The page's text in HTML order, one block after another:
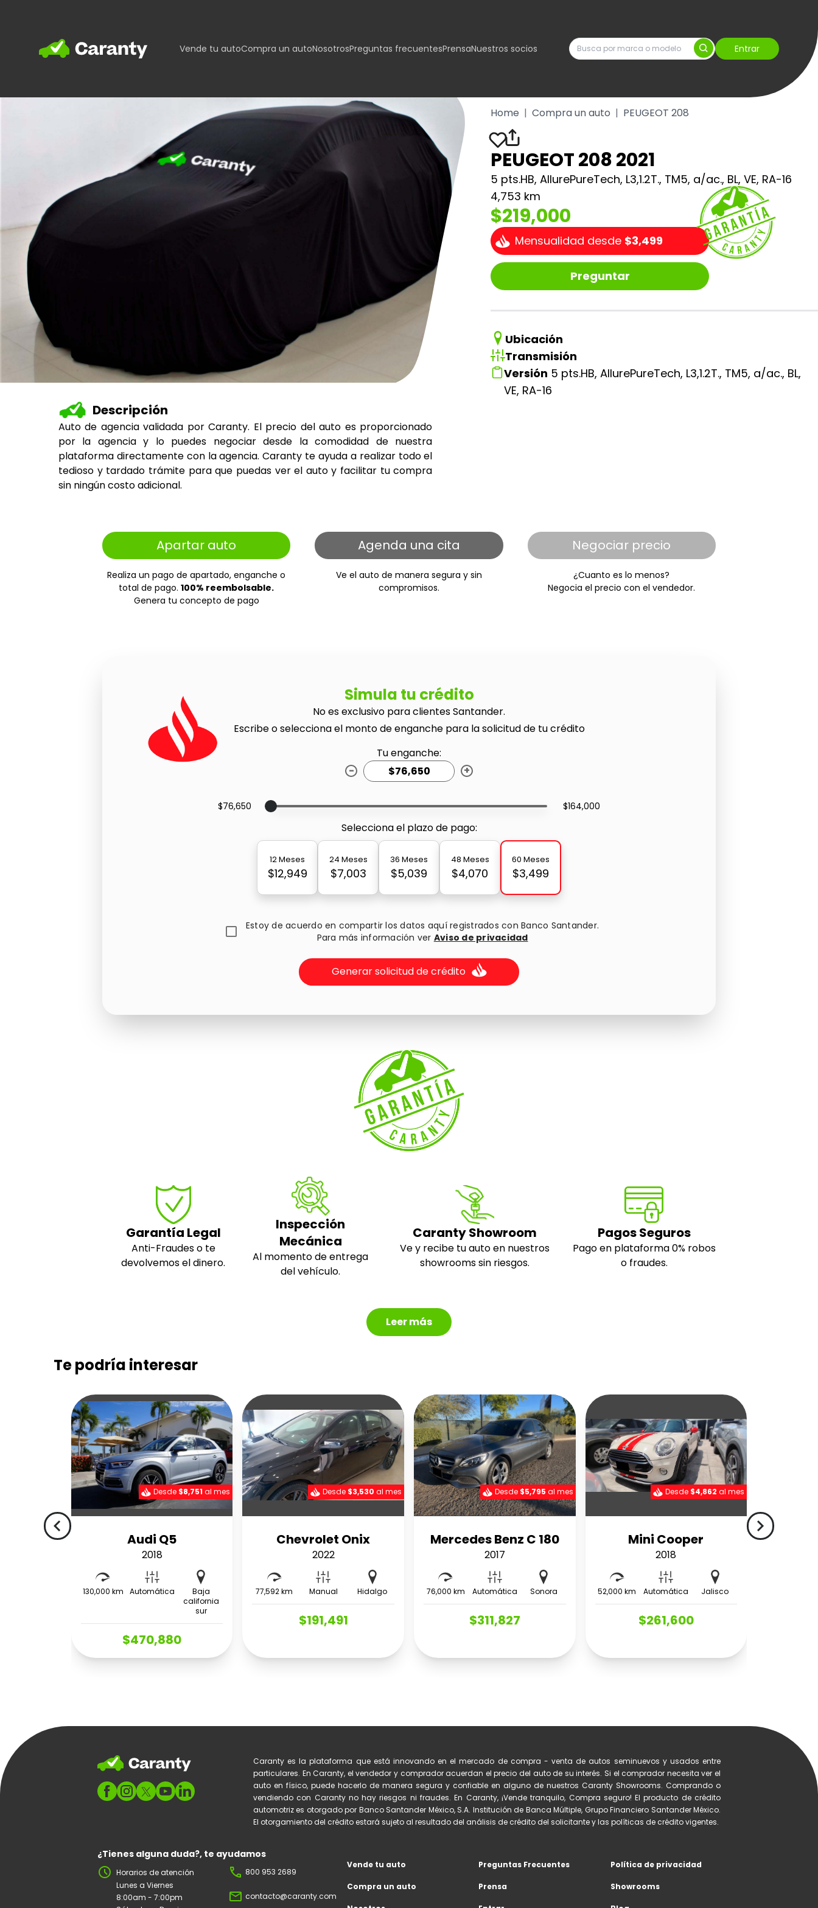
Home Vende tu autoCompra un autoNosotrosPreguntas frecuentesPrensaNuestros socios Entrar
Descripción
Auto de agencia validada por Caranty. El precio del auto es proporcionado
por la agencia y lo puedes negociar desde la comodidad de nuestra
plataforma directamente con la agencia. Caranty te ayuda a realizar todo el
tedioso y tardado trámite para que puedas ver el auto y facilitar tu compra
sin ningún costo adicional.
Home | Compra un auto | PEUGEOT 208
PEUGEOT 208 2021
5 pts.HB, AllurePureTech, L3,1.2T., TM5, a/ac., BL, VE, RA-16
4,753 km
$219,000
Mensualidad desde $3,499
Preguntar
Ubicación
Transmisión
Versión 5 pts.HB, AllurePureTech, L3,1.2T., TM5, a/ac., BL,
VE, RA-16
Apartar auto
Realiza un pago de apartado, enganche o
total de pago.100% reembolsable.
Genera tu concepto de pago
Agenda una cita
Ve el auto de manera segura y sin
compromisos.
Negociar precio
¿Cuanto es lo menos?
Negocia el precio con el vendedor.
Simula tu crédito
No es exclusivo para clientes Santander.
Escribe o selecciona el monto de enganche para la solicitud de tu crédito
Tu enganche:
-
+
$76,650 $164,000
Selecciona el plazo de pago:
12 Meses
$12,949
24 Meses
$7,003
36 Meses
$5,039
48 Meses
$4,070
60 Meses
$3,499
Estoy de acuerdo en compartir los datos aquí registrados con Banco Santander.
Para más información ver Aviso de privacidad
Generar solicitud de crédito
Garantía Legal
Anti-Fraudes o te
devolvemos el dinero.
Inspección
Mecánica
Al momento de entrega
del vehículo.
Caranty Showroom
Ve y recibe tu auto en nuestros
showrooms sin riesgos.
Pagos Seguros
Pago en plataforma 0% robos
o fraudes.
Leer más
Te podría interesar
navigate_before
Desde $8,751 al mes
Audi Q5
2018
130,000 km Automática
Baja
california
sur
$470,880
Desde $3,530 al mes
Chevrolet Onix
2022
77,592 km Manual Hidalgo
$191,491
Desde $5,795 al mes
Mercedes Benz C 180
2017
76,000 km Automática Sonora
$311,827
Desde $4,862 al mes
Mini Cooper
2018
52,000 km Automática Jalisco
$261,600
navigate_next
Caranty es la plataforma que está innovando en el mercado de compra - venta de autos seminuevos y usados entre
particulares. En Caranty, el vendedor y comprador acuerdan el precio del auto de su interés. Si el comprador necesita ver el
auto en físico, puede hacerlo de manera segura y confiable en alguno de nuestros Caranty Showrooms. Comprando o
vendiendo con Caranty no hay riesgos ni fraudes. En Caranty, ¡Vende tranquilo, Compra seguro! El producto de crédito
automotriz es otorgado por Banco Santander México, S.A. Institución de Banca Múltiple, Grupo Financiero Santander México.
El otorgamiento del crédito estará sujeto al resultado del análisis de crédito del solicitante y las políticas de crédito vigentes.
¿Tienes alguna duda?, te ayudamos
schedule Horarios de atención
Lunes a Viernes
8:00am - 7:00pm
phone 800 953 2689
mail_outline contacto@caranty.com
Vende tu auto Preguntas Frecuentes Política de privacidad
Compra un auto Prensa Showrooms